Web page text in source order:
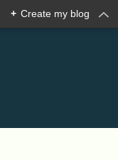
+ Create my blog